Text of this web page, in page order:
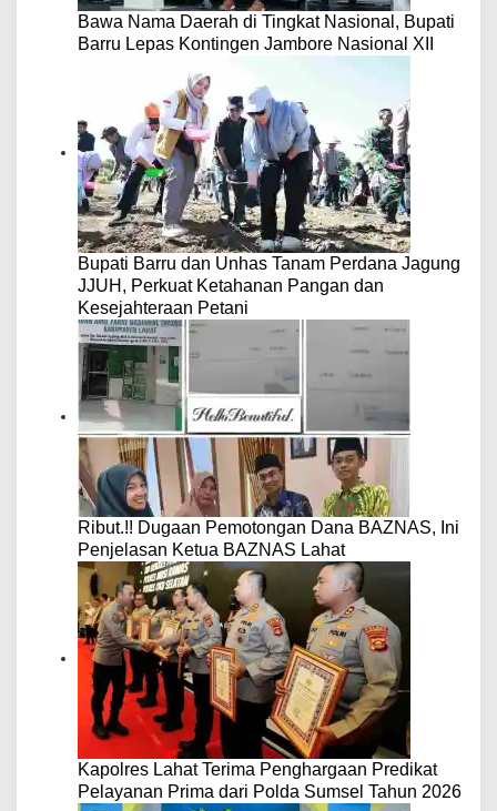
Bawa Nama Daerah di Tingkat Nasional, Bupati
Barru Lepas Kontingen Jambore Nasional XII
Bupati Barru dan Unhas Tanam Perdana Jagung
JJUH, Perkuat Ketahanan Pangan dan
Kesejahteraan Petani
Ribut.!! Dugaan Pemotongan Dana BAZNAS, Ini
Penjelasan Ketua BAZNAS Lahat
Kapolres Lahat Terima Penghargaan Predikat
Pelayanan Prima dari Polda Sumsel Tahun 2026